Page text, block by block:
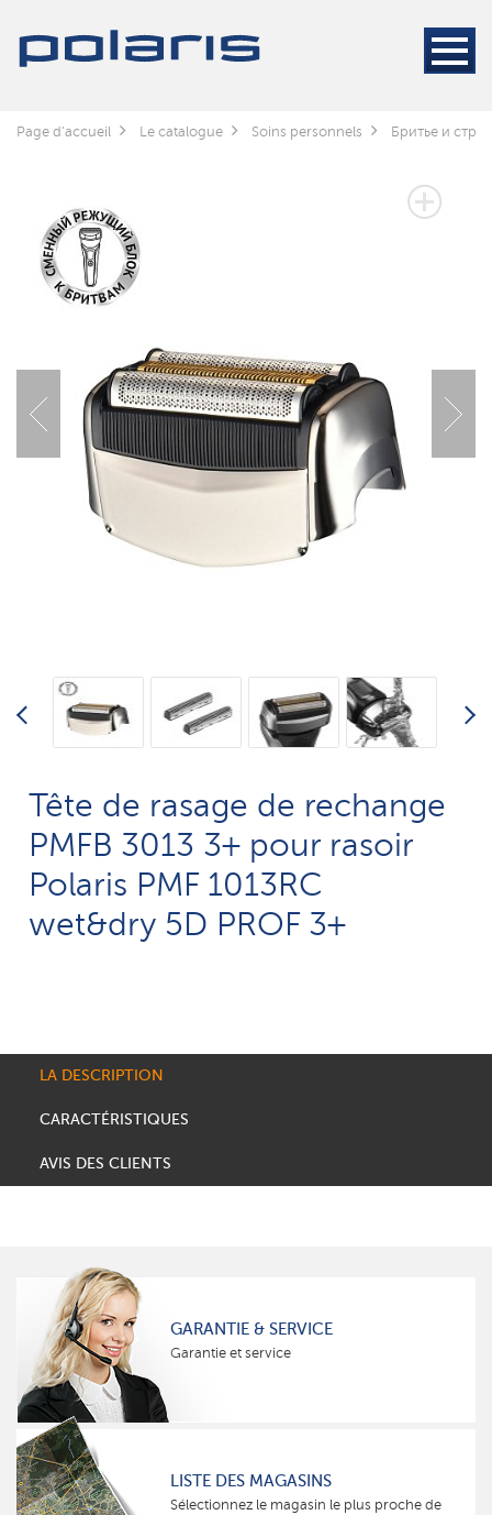
Page d'accueil Le catalogue Soins personnels Бритье и
Tête de rasage de rechange
PMFB 3013 3+ pour rasoir
Polaris PMF 1013RC
wet&dry 5D PROF 3+
LA DESCRIPTION
CARACTÉRISTIQUES
AVIS DES CLIENTS
GARANTIE & SERVICE
Garantie et service
LISTE DES MAGASINS
Sélectionnez le magasin le plus proche de